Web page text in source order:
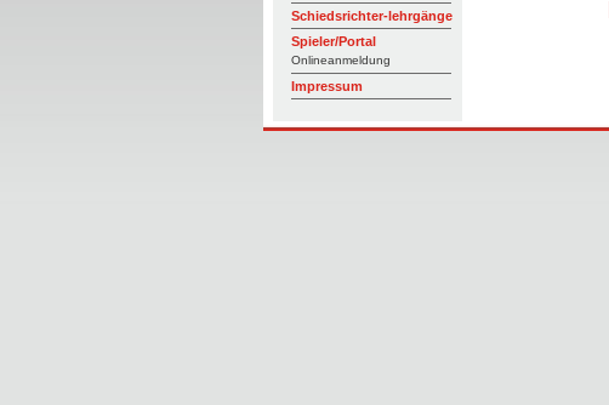
Schiedsrichter-lehrgänge
Spieler/Portal
Onlineanmeldung
Impressum